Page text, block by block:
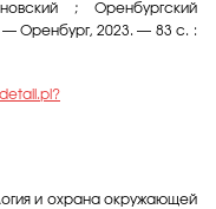
; Оренбургский
— Оренбург, 2023. — 83 с. :
и охрана окружающей